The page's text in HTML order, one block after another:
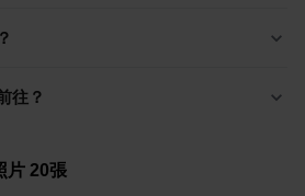
往？
片 20張